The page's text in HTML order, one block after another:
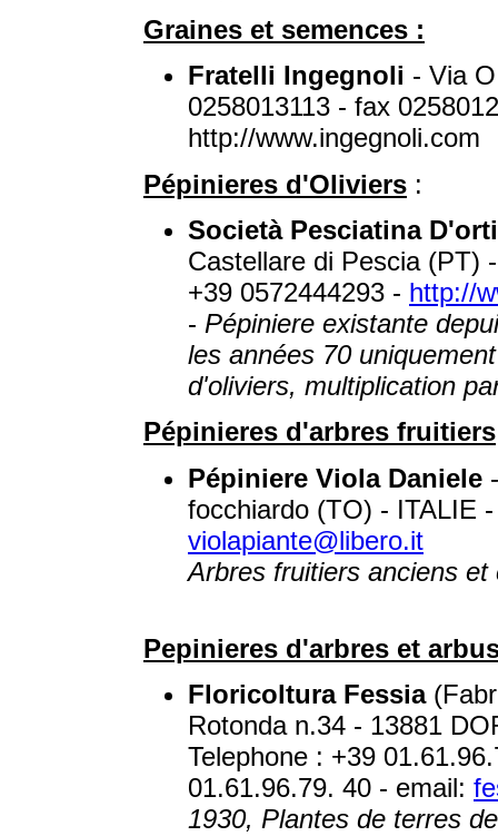
Graines et semences :
Fratelli Ingegnoli - Via
0258013113 - fax
http://www.ingegnoli.com
Pépinieres d'Oliviers :
Società Pesciatina
Castellare di Pescia (PT)
+39 0572444293 - http://
- Pépiniere existante
les années 70
d'oliviers, multiplication
Pépinieres d'arbres fruitiers
Pépiniere Viola Daniele
focchiardo (TO) - ITALIE
violapiante@libero.it
Arbres fruitiers anciens
Pepinieres d'arbres et
Floricoltura Fessia
Rotonda n.34 - 13881
Telephone : +39
01.61.96.79. 40 - email:
1930, Plantes de terres